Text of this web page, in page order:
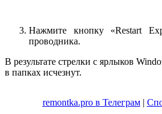
Нажмите кнопку «Restart
проводника.
В результате стрелки с ярлыков
в папках исчезнут.
remontka.pro в Телеграм|